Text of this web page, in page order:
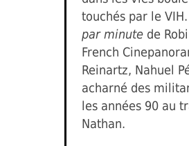
touchés par le
par minute de
French
Reinartz, Nahuel
acharné des
les années 90 au
Nathan.